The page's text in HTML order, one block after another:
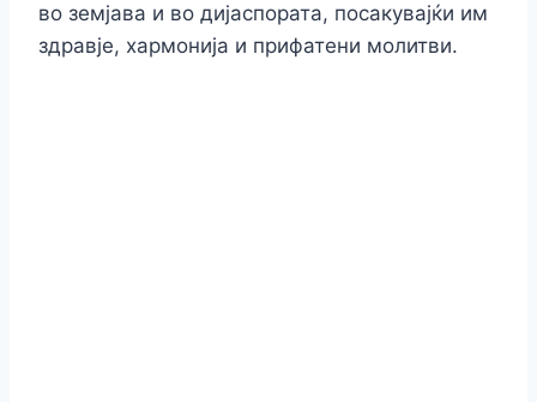
во земјава и во дијаспората, посакувајќи им
здравје, хармонија и прифатени молитви.